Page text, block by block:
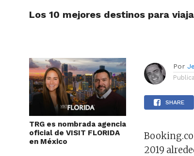
Los 10 mejores destinos para
TRG es nombrada agencia
oficial de VISIT FLORIDA
en México
Por
SHARE
2019